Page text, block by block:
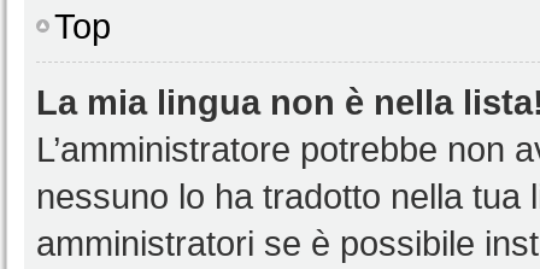
Top
La mia lingua non è nella
L’amministratore potrebbe non
nessuno lo ha tradotto nella tua
amministratori se è possibile